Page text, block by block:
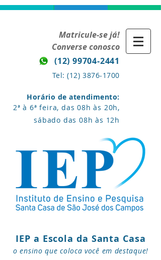
Matricule-se já!
Converse conosco
(12) 99704-2441
Tel:(12) 3876-1700
Horário de atendimento:
2ª à 6ª feira, das 08h às 20h,
sábado das 08h às 12h
IEP a Escola da Santa Casa
o ensino que coloca você em destaque!